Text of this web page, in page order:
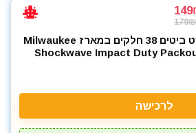
179₪
סט ביטים 38 חלקים במארז Milwaukee
Shockwave Impact Duty
לרכישה